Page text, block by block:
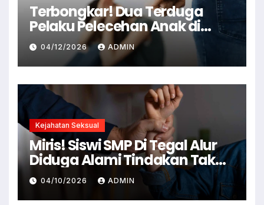
Terbongkar! Dua Terduga
Pelaku Pelecehan Anak di
Cianjur Ditangkap Polisi
04/12/2026 ADMIN
Kejahatan Seksual
Miris! Siswi SMP Di Tegal Alur
Diduga Alami Tindakan Tak
Senonoh Di Sekolah
04/10/2026 ADMIN